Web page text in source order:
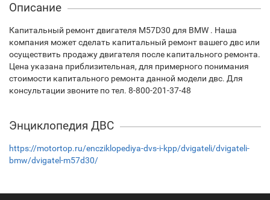
Описание
Капитальный ремонт двигателя M57D30 для BMW . Наша
компания может сделать капитальный ремонт вашего двс или
осуществить продажу двигателя после капитального ремонта.
Цена указана приблизительная, для примерного понимания
стоимости капитального ремонта данной модели двс. Для
консультации звоните по тел. 8-800-201-37-48
Энциклопедия ДВС
https://motortop.ru/encziklopediya-dvs-i-kpp/dvigateli/dvigateli-
bmw/dvigatel-m57d30/